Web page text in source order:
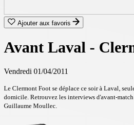
Ajouter aux favoris
Avant Laval -
Vendredi 01/04/2011
Le Clermont Foot se déplace ce soir à Laval,
domicile. Retrouvez les interviews d'avant-
Guillaume Moullec.